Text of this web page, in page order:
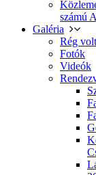
számú
Galéria
Rég
Fotók
Videók